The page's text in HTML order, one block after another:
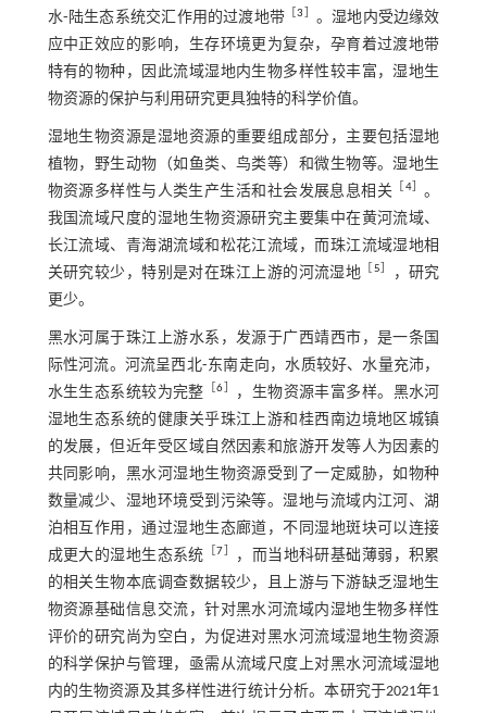
水⁃陆生态系统交汇作用的过渡地带
［3
。湿地内受边缘效
应中正效应的影响，生存环境更为复杂，孕育着过渡地带
特有的物种，因此流域湿地内生物多样性较丰富，湿地生
物资源的保护与利用研究更具独特的科学价值。
湿地生物资源是湿地资源的重要组成部分，主要包括湿地
植物，野生动物（如鱼类、鸟类等）和微生物等。湿地生
物资源多样性与人类生产生活和社会发展息息相关
4］ 。
我国流域尺度的湿地生物资源研究主要集中在黄河流域、
长江流域、青海湖流域和松花江流域，而珠江流域湿地相
关研究较少，特别是对在珠江上游的河流湿地
5
，研究
更少。
黑水河属于珠江上游水系，发源于广西靖西市，是一条国
际性河流。河流呈西北⁃东南走向，水质较好、水量充沛，
水生生态系统较为完整 ［6
，生物资源丰富多样。黑水河
湿地生态系统的健康关乎珠江上游和桂西南边境地区城镇
的发展，但近年受区域自然因素和旅游开发等人为因素的
共同影响，黑水河湿地生物资源受到了一定威胁，如物种
数量减少、湿地环境受到污染等。湿地与流域内江河、湖
泊相互作用，通过湿地生态廊道，不同湿地斑块可以连接
成更大的湿地生态系统 ［7
，而当地科研基础薄弱，积累
的相关生物本底调查数据较少，且上游与下游缺乏湿地生
物资源基础信息交流，针对黑水河流域内湿地生物多样性
评价的研究尚为空白，为促进对黑水河流域湿地生物资源
的科学保护与管理，亟需从流域尺度上对黑水河流域湿地
内的生物资源及其多样性进行统计分析。本研究于2021年1